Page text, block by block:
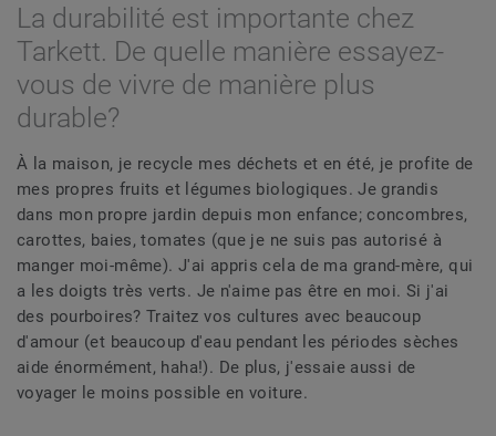
La durabilité est importante chez
Tarkett. De quelle manière essayez-
vous de vivre de manière plus
durable?
À la maison, je recycle mes déchets et en été, je profite de
mes propres fruits et légumes biologiques. Je grandis
dans mon propre jardin depuis mon enfance; concombres,
carottes, baies, tomates (que je ne suis pas autorisé à
manger moi-même). J'ai appris cela de ma grand-mère, qui
a les doigts très verts. Je n'aime pas être en moi. Si j'ai
des pourboires? Traitez vos cultures avec beaucoup
d'amour (et beaucoup d'eau pendant les périodes sèches
aide énormément, haha!). De plus, j'essaie aussi de
voyager le moins possible en voiture.